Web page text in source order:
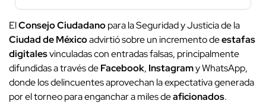
ElConsejo Ciudadanopara la Seguridad y Justicia de la
Ciudad de Méxicoadvirtió sobre un incremento deestafas
digitalesvinculadas con entradas falsas, principalmente
difundidas a través deFacebook, Instagramy WhatsApp,
donde los delincuentes aprovechan la expectativa generada
por el torneo para enganchar a miles deaficionados.